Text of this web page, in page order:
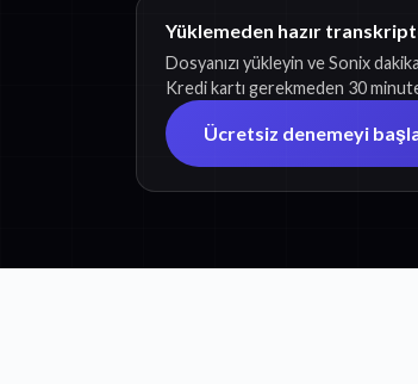
Yüklemeden hazır
Dosyanızı yükleyin ve Sonix
Kredi kartı gerekmeden 30
Ücretsiz denemeyi